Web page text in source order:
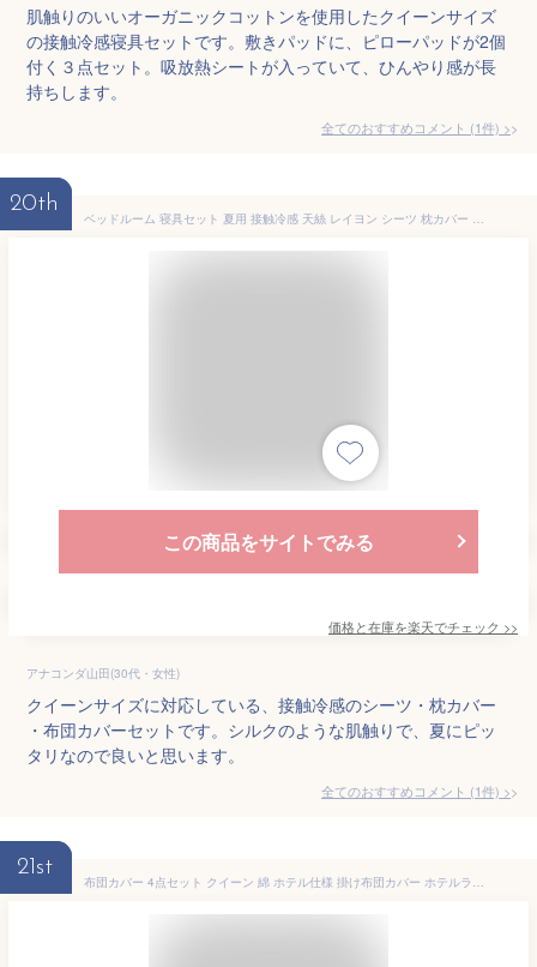
肌触りのいいオーガニックコットンを使用したクイーンサイズ
の接触冷感寝具セットです。敷きパッドに、ピローパッドが2個
付く３点セット。吸放熱シートが入っていて、ひんやり感が長
持ちします。
全てのおすすめコメント (1件) >
20th
ベッドルーム 寝具セット 夏用 接触冷感 天絲 レイヨン シーツ 枕カバー 掛け布団カバー シルク調 滑らかな肌触り 軽量 吸湿速乾 通気性 ベッドシーツ クイーンサイズ グレー系 グリーン系 ブルー系 ピンク系 ホワイト系 純色 活性染色 斜紋織り 高
この商品をサイトでみる
価格と在庫を楽天でチェック >>
アナコンダ山田(30代・女性)
クイーンサイズに対応している、接触冷感のシーツ・枕カバー
・布団カバーセットです。シルクのような肌触りで、夏にピッ
タリなので良いと思います。
全てのおすすめコメント (1件) >
21st
布団カバー 4点セット クイーン 綿 ホテル仕様 掛け布団カバー ホテルライク 夏 おしゃれ ひんやり 子供 コットン 夏布団 夏用 北欧 かけ布団カバー 掛け布団 カバー 洗える 掛布団カバー クイーンサイズ 冷感 夏掛け ボックスシーツ シーツ ベッド ベット ベッドカバー